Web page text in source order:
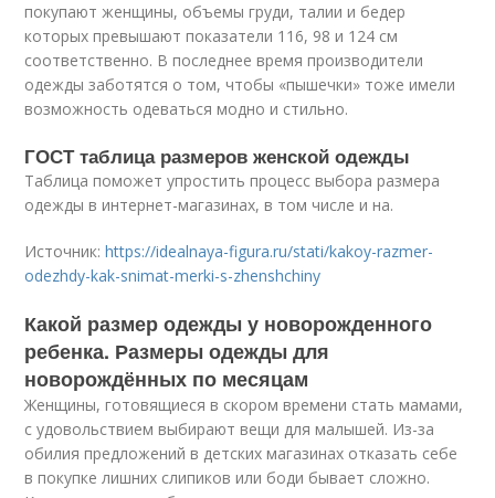
покупают женщины, объемы груди, талии и бедер
которых превышают показатели 116, 98 и 124 см
соответственно. В последнее время производители
одежды заботятся о том, чтобы «пышечки» тоже имели
возможность одеваться модно и стильно.
ГОСТ таблица размеров женской одежды
Таблица поможет упростить процесс выбора размера
одежды в интернет-магазинах, в том числе и на.
Источник:https://idealnaya-figura.ru/stati/kakoy-razmer-
odezhdy-kak-snimat-merki-s-zhenshchiny
Какой размер одежды у новорожденного
ребенка. Размеры одежды для
новорождённых по месяцам
Женщины, готовящиеся в скором времени стать мамами,
с удовольствием выбирают вещи для малышей. Из-за
обилия предложений в детских магазинах отказать себе
в покупке лишних слипиков или боди бывает сложно.